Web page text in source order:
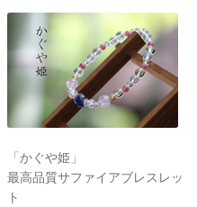
「かぐや姫」
最高品質サファイアブレスレッ
ト